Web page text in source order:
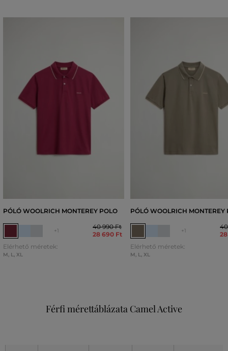
PÓLÓ WOOLRICH MONTEREY POLO
+1
40 990 Ft
28 690 Ft
Elérhető méretek:
M, L, XL
PÓLÓ WOOLRICH MONTEREY
+1
Elérhető méretek:
M, L, XL
Férfi mérettáblázata Camel Active